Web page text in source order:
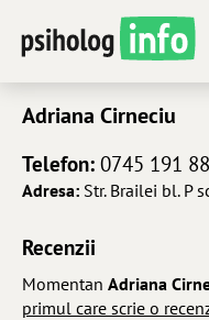
Adriana Cirneciu
Telefon: 0745 191
Adresa: Str. Brailei bl. P
Recenzii
Momentan Adriana
primul care scrie o